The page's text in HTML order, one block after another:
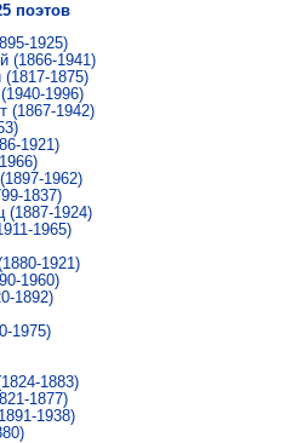
поэтов
1925)
(1866-1941)
(1817-1875)
(1940-1996)
(1867-1942)
1921)
(1897-1962)
1837)
(1887-1924)
1965)
1921)
1960)
1892)
1975)
1883)
1877)
1938)